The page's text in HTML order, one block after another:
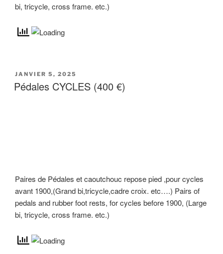
bi, tricycle, cross frame. etc.)
JANVIER 5, 2025
Pédales CYCLES (400 €)
Paires de Pédales et caoutchouc repose pied ,pour cycles
avant 1900,(Grand bi,tricycle,cadre croix. etc….) Pairs of
pedals and rubber foot rests, for cycles before 1900, (Large
bi, tricycle, cross frame. etc.)